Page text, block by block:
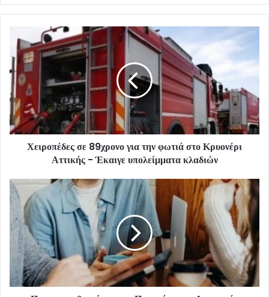
Χειροπέδες σε 89χρονο για την φωτιά στο Κρυονέρι
Αττικής - Έκαιγε υπολείμματα κλαδιών